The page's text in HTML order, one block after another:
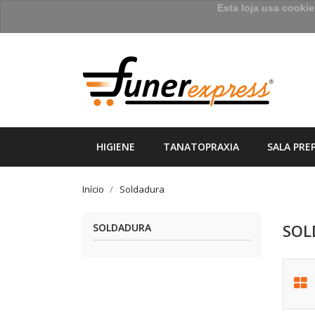
HIGIENE TANATOPRAXIA SALA
Início Soldadura
SOLDADURA
Esta loja usa